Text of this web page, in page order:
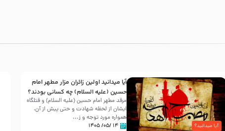
آیا میدانید؟
آیا میدانید اولین زائران مزار مطهر امام
حسین (علیه السلام) چه کسانی بودند؟
مرقد مطهر امام حسین (علیه السلام) و قتلگاه
ایشان از لحظه شهادت و حتی پیش از آن،
همواره مورد توجه و ز...
۱۴ /۰۵/ ۱۴۰۵